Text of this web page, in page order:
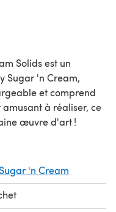
Solids est un
et comprend
à réaliser, ce
œuvre d'art !
'n Cream